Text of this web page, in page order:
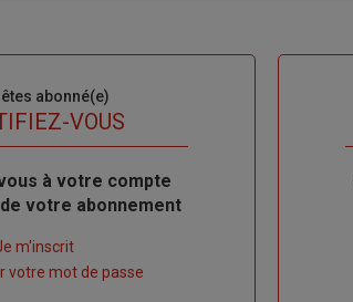
abonné(e)
VOUS
à votre compte
votre abonnement
m'inscrit
votre mot de passe